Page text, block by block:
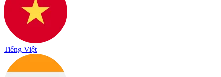
Tiếng Việt